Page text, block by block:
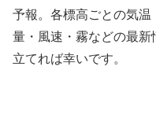
予報。各標高ごとの気
量・風速・霧などの最新
立てれば幸いです。